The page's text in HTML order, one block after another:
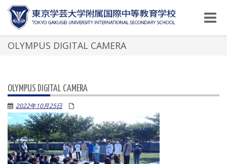
Toggle
OLYMPUS DIGITAL CAMERA
OLYMPUS DIGITAL CAMERA
2022年10月25日